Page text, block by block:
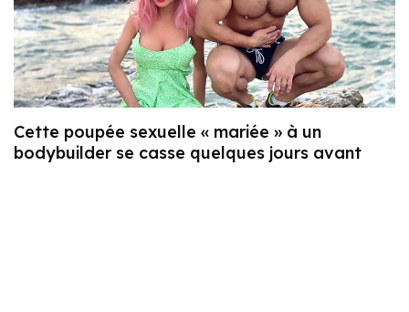
Cette poupée sexuelle « mariée » à un
bodybuilder se casse quelques jours avant